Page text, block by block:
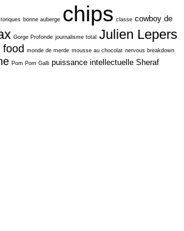
bonne auberge chips classe cowboy de
Gorge Profonde journalisme total Julien Lepers
food monde de merde mousse au chocolat nervous breakdown
Pom Pom Galli puissance intellectuelle Sheraf